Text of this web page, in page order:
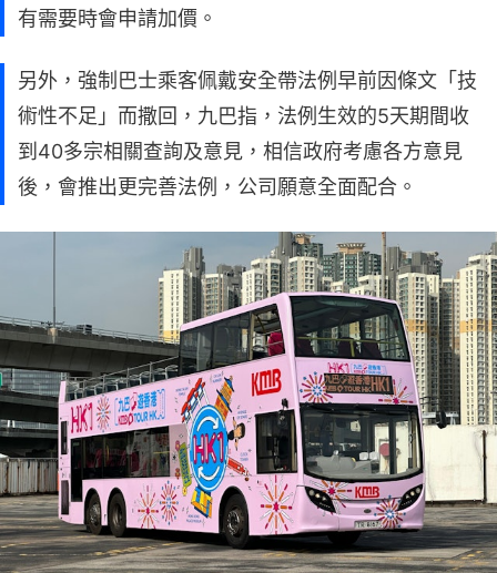
有需要時會申請加價。
另外，強制巴士乘客佩戴安全帶法例早前因條文「技
術性不足」而撒回，九巴指，法例生效的5天期間收
到40多宗相關查詢及意見，相信政府考慮各方意見
後，會推出更完善法例，公司願意全面配合。